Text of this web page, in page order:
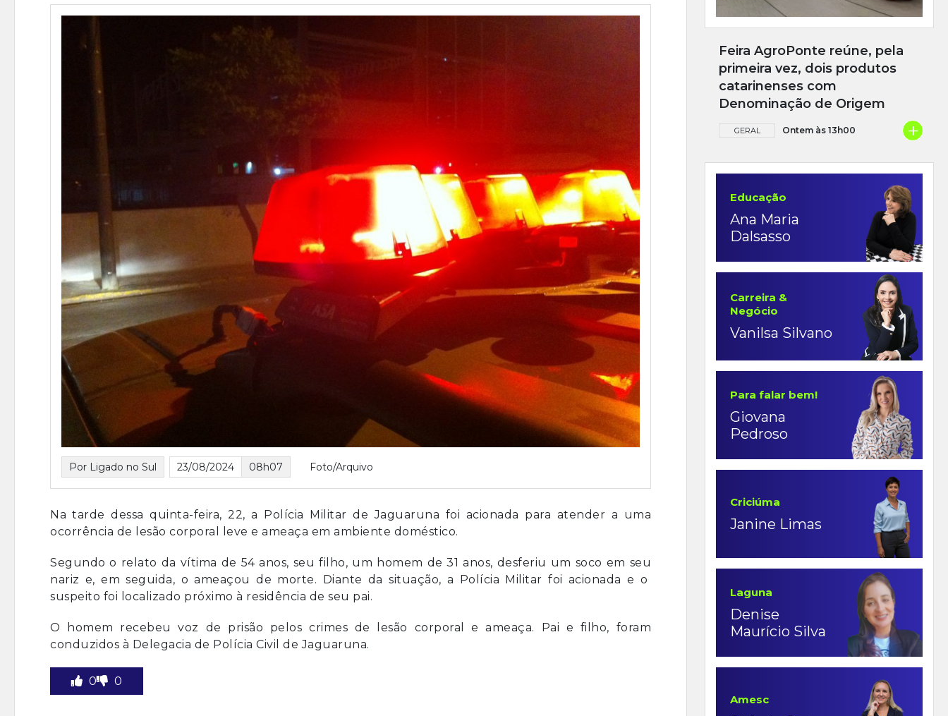
Por Ligado no Sul 23/08/2024 08h07 Foto/Arquivo
Na tarde dessa quinta-feira, 22, a Polícia Militar de Jaguaruna foi acionada para atender a uma
ocorrência de lesão corporal leve e ameaça em ambiente doméstico.
Segundo o relato da vítima de 54 anos, seu filho, um homem de 31 anos, desferiu um soco em seu
nariz e, em seguida, o ameaçou de morte. Diante da situação, a Polícia Militar foi acionada e o
suspeito foi localizado próximo à residência de seu pai.
O homem recebeu voz de prisão pelos crimes de lesão corporal e ameaça. Pai e filho, foram
conduzidos à Delegacia de Polícia Civil de Jaguaruna.
0 0
Feira AgroPonte reúne, pela
primeira vez, dois produtos
catarinenses com
Denominação de Origem
GERAL Ontem às 13h00 +
Educação
Ana Maria
Dalsasso
Carreira &
Negócio
Vanilsa Silvano
Para falar bem!
Giovana
Pedroso
Criciúma
Janine Limas
Laguna
Denise
Maurício Silva
Amesc